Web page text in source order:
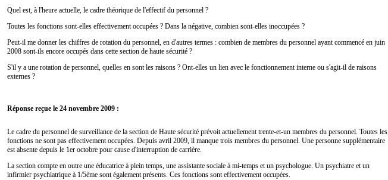
Quel est, à l'heure actuelle, le cadre théorique de l'effectif du personnel ?
Toutes les fonctions sont-elles effectivement occupées ? Dans la négative, combien sont-elles inoccupées ?
Peut-il me donner les chiffres de rotation du personnel, en d'autres termes : combien de membres du personnel ayant commencé en juin
2008 sont-ils encore occupés dans cette section de haute sécurité ?
S'il y a une rotation de personnel, quelles en sont les raisons ? Ont-elles un lien avec le fonctionnement interne ou s'agit-il de raisons
externes ?
Réponse reçue le 24 novembre 2009 :
Le cadre du personnel de surveillance de la section de Haute sécurité prévoit actuellement trente-et-un membres du personnel. Toutes les
fonctions ne sont pas effectivement occupées. Depuis avril 2009, il manque trois membres du personnel. Une personne supplémentaire
est absente depuis le 1er octobre pour cause d'interruption de carrière.
La section compte en outre une éducatrice à plein temps, une assistante sociale à mi-temps et un psychologue. Un psychiatre et un
infirmier psychiatrique à 1/5ème sont également présents. Ces fonctions sont effectivement occupées.